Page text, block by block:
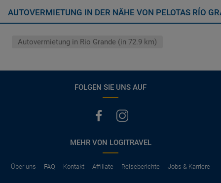
ausgeschlossen
Vollkasko Versicherung
Parkhäuser, Maut, Steuern, Strafzettel
AUTOVERMIETUNG IN DER NÄHE VON PELOTAS RÍO
Autovermietung in Rio Grande (in 72.9 km)
FOLGEN SIE UNS AUF
MEHR VON LOGITRAVEL
Über uns FAQ Kontakt Affiliate Reiseberichte Jobs & Karriere